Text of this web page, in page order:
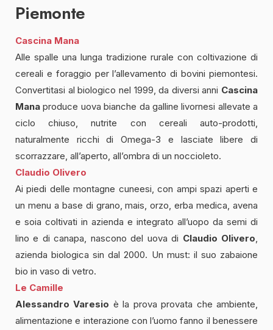
Piemonte
Cascina Mana
Alle spalle una lunga tradizione rurale con coltivazione di
cereali e foraggio per l’allevamento di bovini piemontesi.
Convertitasi al biologico nel 1999, da diversi anni Cascina
Mana produce uova bianche da galline livornesi allevate a
ciclo chiuso, nutrite con cereali auto-prodotti,
naturalmente ricchi di Omega-3 e lasciate libere di
scorrazzare, all’aperto, all’ombra di un noccioleto.
Claudio Olivero
Ai piedi delle montagne cuneesi, con ampi spazi aperti e
un menu a base di grano, mais, orzo, erba medica, avena
e soia coltivati in azienda e integrato all’uopo da semi di
lino e di canapa, nascono del uova di Claudio Olivero,
azienda biologica sin dal 2000. Un must: il suo zabaione
bio in vaso di vetro.
Le Camille
Alessandro Varesio è la prova provata che ambiente,
alimentazione e interazione con l’uomo fanno il benessere